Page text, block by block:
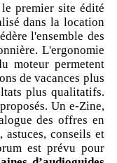
premier site édité
dans la location
l'ensemble des
L'ergonomie
moteur permetent
de vacances plus
plus qualitatifs.
Un e-Zine,
des offres en
astuces, conseils et
est prévu pour